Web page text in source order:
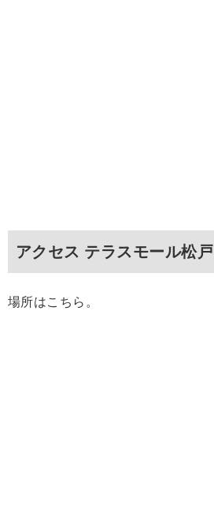
アクセス テラスモール松戸
場所はこちら。